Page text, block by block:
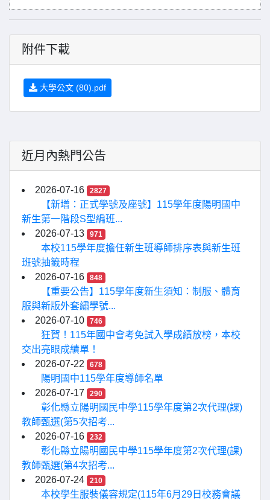
附件下載
大學公文 (80).pdf
近月內熱門公告
2026-07-16 2827
【新增：正式學號及座號】115學年度陽明國中
新生第一階段S型編班...
2026-07-13
971
本校115學年度擔任新生班導師排序表與新生班
班號抽籤時程
2026-07-16
848
【重要公告】115學年度新生須知：制服、體育
服與新版外套繡學號...
2026-07-10
746
狂賀！115年國中會考免試入學成績放榜，本校
交出亮眼成績單！
2026-07-22
678
陽明國中115學年度導師名單
2026-07-17
290
彰化縣立陽明國民中學115學年度第2次代理(課)
教師甄選(第5次招考...
2026-07-16
232
彰化縣立陽明國民中學115學年度第2次代理(課)
教師甄選(第4次招考...
2026-07-24
210
本校學生服裝儀容規定(115年6月29日校務會議